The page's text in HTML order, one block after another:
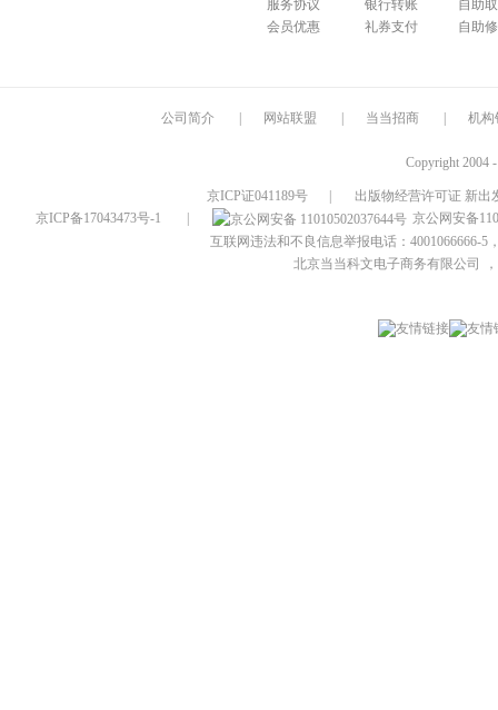
服务协议
会员优惠
银行转账
礼券支付
自助
自助
公司简介 网站联盟 当当招商 机构
Copyright 2004
京ICP证041189号
出版物经营许可证 新出
京ICP备17043473号-1
京公网安备
互联网违法和不良信息举报电话：4001066666-5
北京当当科文电子商务有限公司